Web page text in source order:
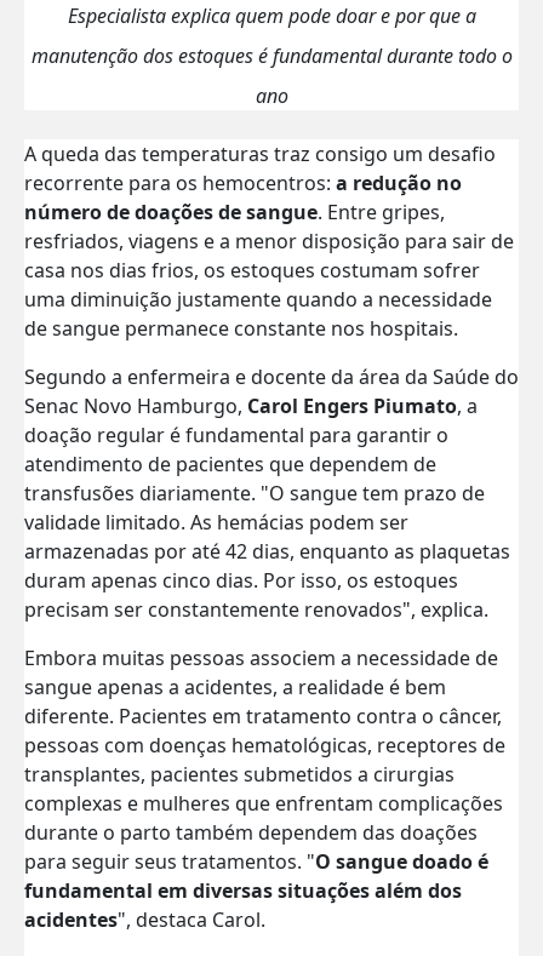
Especialista explica quem pode doar e por que a
manutenção dos estoques é fundamental durante todo o
ano
A queda das temperaturas traz consigo um desafio
recorrente para os hemocentros: a redução no
número de doações de sangue. Entre gripes,
resfriados, viagens e a menor disposição para sair de
casa nos dias frios, os estoques costumam sofrer
uma diminuição justamente quando a necessidade
de sangue permanece constante nos hospitais.
Segundo a enfermeira e docente da área da Saúde do
Senac Novo Hamburgo, Carol Engers Piumato, a
doação regular é fundamental para garantir o
atendimento de pacientes que dependem de
transfusões diariamente. "O sangue tem prazo de
validade limitado. As hemácias podem ser
armazenadas por até 42 dias, enquanto as plaquetas
duram apenas cinco dias. Por isso, os estoques
precisam ser constantemente renovados", explica.
Embora muitas pessoas associem a necessidade de
sangue apenas a acidentes, a realidade é bem
diferente. Pacientes em tratamento contra o câncer,
pessoas com doenças hematológicas, receptores de
transplantes, pacientes submetidos a cirurgias
complexas e mulheres que enfrentam complicações
durante o parto também dependem das doações
para seguir seus tratamentos. "O sangue doado é
fundamental em diversas situações além dos
acidentes", destaca Carol.